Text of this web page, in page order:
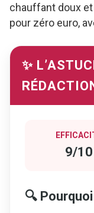
chauffant doux
pour zéro euro,
✨
9/10
🔍